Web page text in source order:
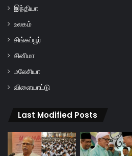
இந்தியா
உலகம்
சிங்கப்பூர்
சினிமா
மலேசியா
விளையாட்டு
Last Modified Posts